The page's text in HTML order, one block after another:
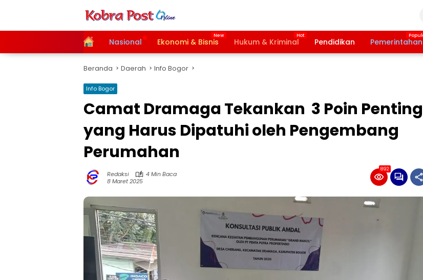
HomeNasional Ekonomi & Bisnis Hukum & Kriminal Pendidikan Pemerintahan
Beranda Daerah Info Bogor
Info Bogor
Camat Dramaga Tekankan 3 Poin Penting
yang Harus Dipatuhi oleh Pengembang
Perumahan
Redaksi
4 Min Baca
8 Maret 2025
892